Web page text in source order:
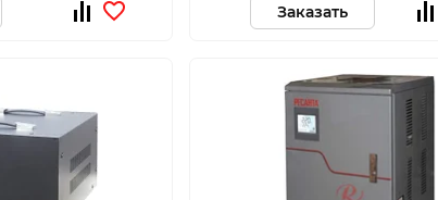
Заказать